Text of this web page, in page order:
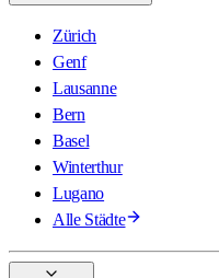
Zürich
Genf
Lausanne
Bern
Basel
Winterthur
Lugano
Alle Städte